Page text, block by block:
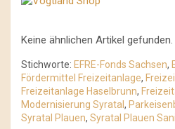
Keine ähnlichen Artikel gefunden.
Stichworte: EFRE-Fonds Sachsen,
Fördermittel Freizeitanlage,
Freizeitanlage Haselbrunn,
Modernisierung Syratal,
Syratal Plauen, Syratal Plauen